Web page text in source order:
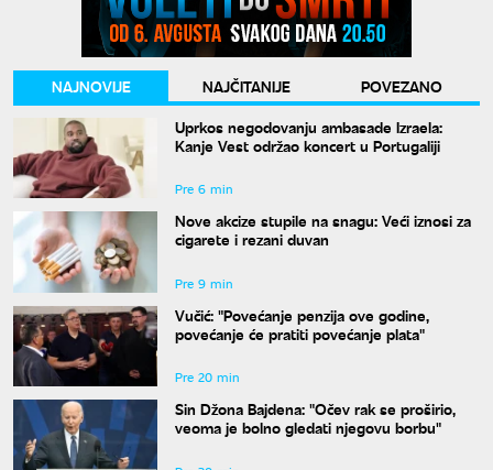
NAJNOVIJE NAJČITANIJE
POVEZANO
Uprkos negodovanju ambasade Izraela:
Kanje Vest održao koncert u Portugaliji
Pre 6 min
Nove akcize stupile na snagu: Veći iznosi za
cigarete i rezani duvan
Pre 9 min
Vučić: "Povećanje penzija ove godine,
povećanje će pratiti povećanje plata"
Pre 20 min
Sin Džona Bajdena: "Očev rak se proširio,
veoma je bolno gledati njegovu borbu"